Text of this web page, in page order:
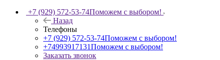
+7 (929) 572-53-74Поможем с выбором!
Назад
Телефоны
+7 (929) 572-53-74Поможем с выбором!
+74993917131Поможем с выбором!
Заказать звонок